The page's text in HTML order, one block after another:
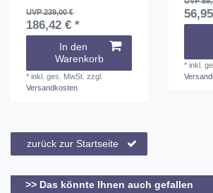
UVP 239,00 €
186,42 € *
In den
Warenkorb
*inkl. ges. MwSt. zzgl.
Versandkosten
*inkl.
zurück zur Startseite
>> Das könnte Ihnen auch gefallen